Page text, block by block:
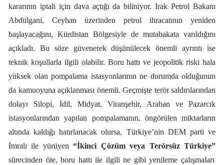
kararının iptali için dava açtığı da biliniyor. Irak Petrol Bakanı
Abdülgani, Ceyhan üzerinden petrol ihracatının yeniden
başlayacağını, Kürdistan Bölgesiyle de mutabakata varıldığını
açıkladı. Bu söze güvenerek düşünülecek önemli ayrıntı ise
teknik koşullarla ilgili olabilir. Boru hattı ve jeopolitik riski hala
yüksek olan pompalama istasyonlarının ne durumda olduğunun
da kamuoyuna açıklanması önemli. Geçmişte terör saldırılarından
dolayı Silopi, İdil, Midyat, Viranşehir, Araban ve Pazarcık
istasyonlarından yapılan pompalamanın, öngörülen miktarların
altında kaldığı hatırlanacak olursa, Türkiye’nin DEM parti ve
İmralı ile yürüyen“İkinci Çözüm veya Terörsüz Türkiye”
sürecinden öte, boru hattı ile ilgili ne gibi yenileme çalışmaları